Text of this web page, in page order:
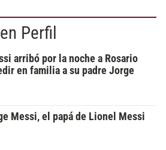
Perfil
arribó por la noche a Rosario
en familia a su padre Jorge
Messi, el papá de Lionel Messi